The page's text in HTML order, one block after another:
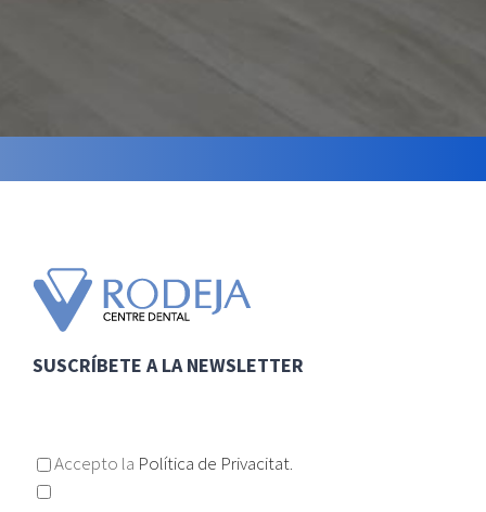
SUSCRÍBETE A LA NEWSLETTER
Accepto la Política de Privacitat.